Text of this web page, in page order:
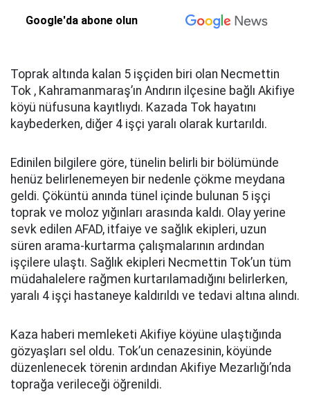
Google'da abone olun
Toprak altında kalan 5 işçiden biri olan Necmettin
Tok , Kahramanmaraş’ın Andırın ilçesine bağlı Akifiye
köyü nüfusuna kayıtlıydı. Kazada Tok hayatını
kaybederken, diğer 4 işçi yaralı olarak kurtarıldı.
Edinilen bilgilere göre, tünelin belirli bir bölümünde
henüz belirlenemeyen bir nedenle çökme meydana
geldi. Çöküntü anında tünel içinde bulunan 5 işçi
toprak ve moloz yığınları arasında kaldı. Olay yerine
sevk edilen AFAD, itfaiye ve sağlık ekipleri, uzun
süren arama-kurtarma çalışmalarının ardından
işçilere ulaştı. Sağlık ekipleri Necmettin Tok’un tüm
müdahalelere rağmen kurtarılamadığını belirlerken,
yaralı 4 işçi hastaneye kaldırıldı ve tedavi altına alındı.
Kaza haberi memleketi Akifiye köyüne ulaştığında
gözyaşları sel oldu. Tok’un cenazesinin, köyünde
düzenlenecek törenin ardından Akifiye Mezarlığı’nda
toprağa verileceği öğrenildi.